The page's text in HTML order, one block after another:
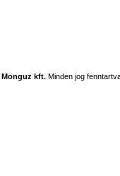
Monguz kft. Minden jog